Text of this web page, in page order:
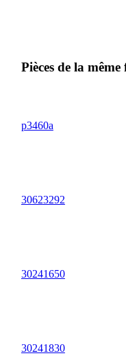
Pièces de la même
p3460a
30623292
30241650
30241830